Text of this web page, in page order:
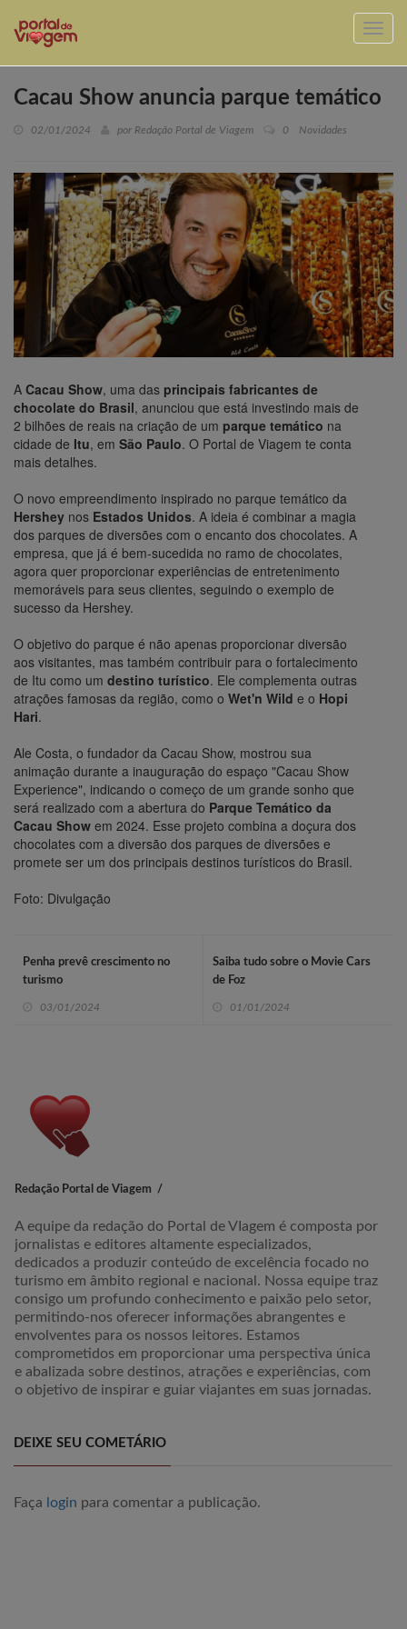
Cacau Show anuncia parque temático
02/01/2024 por Redação Portal de Viagem 0 Novidades
A Cacau Show, uma das principais fabricantes de
chocolate do Brasil, anunciou que está investindo mais de
2 bilhões de reais na criação de um parque temático na
cidade de Itu, em São Paulo. O Portal de Viagem te conta
mais detalhes.
O novo empreendimento inspirado no parque temático da
Hershey nos Estados Unidos. A ideia é combinar a magia
dos parques de diversões com o encanto dos chocolates. A
empresa, que já é bem-sucedida no ramo de chocolates,
agora quer proporcionar experiências de entretenimento
memoráveis para seus clientes, seguindo o exemplo de
sucesso da Hershey.
O objetivo do parque é não apenas proporcionar diversão
aos visitantes, mas também contribuir para o fortalecimento
de Itu como um destino turístico. Ele complementa outras
atrações famosas da região, como o Wet'n Wild e o Hopi
Hari.
Ale Costa, o fundador da Cacau Show, mostrou sua
animação durante a inauguração do espaço "Cacau Show
Experience", indicando o começo de um grande sonho que
será realizado com a abertura do Parque Temático da
Cacau Show em 2024. Esse projeto combina a doçura dos
chocolates com a diversão dos parques de diversões e
promete ser um dos principais destinos turísticos do Brasil.
Foto: Divulgação
Penha prevê crescimento no
turismo
03/01/2024
Saiba tudo sobre o Movie Cars
de Foz
01/01/2024
Redação Portal de Viagem
A equipe da redação do Portal de VIagem é composta por
jornalistas e editores altamente especializados,
dedicados a produzir conteúdo de excelência focado no
turismo em âmbito regional e nacional. Nossa equipe traz
consigo um profundo conhecimento e paixão pelo setor,
permitindo-nos oferecer informações abrangentes e
envolventes para os nossos leitores. Estamos
comprometidos em proporcionar uma perspectiva única
e abalizada sobre destinos, atrações e experiências, com
o objetivo de inspirar e guiar viajantes em suas jornadas.
DEIXE SEU COMETÁRIO
Faça login para comentar a publicação.